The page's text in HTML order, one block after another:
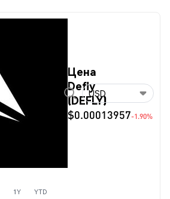
Цена
Defly
(DEFLY)
$0.00013957-1.90%
USD
1Y YTD